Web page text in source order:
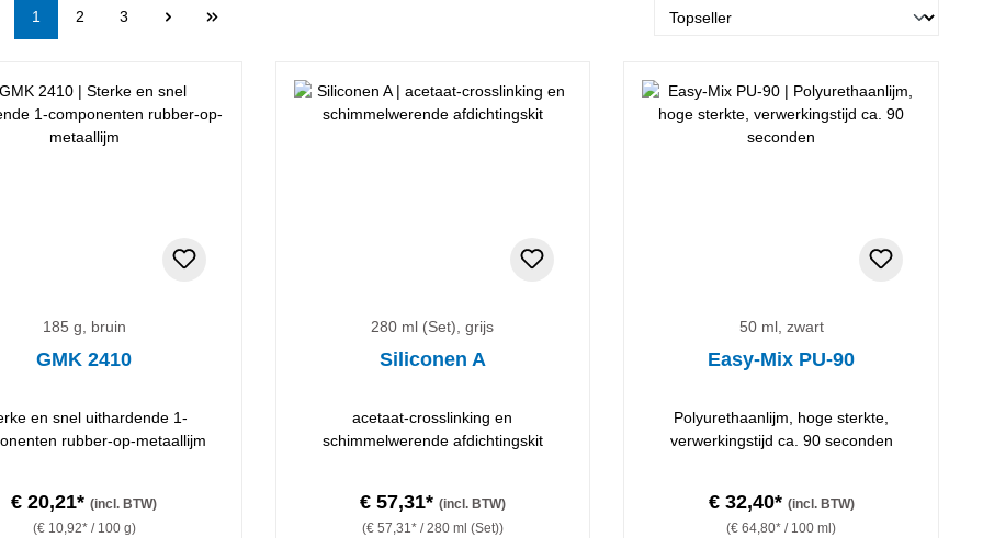
Pagina
1 Pagina
2 Pagina
3
185 g, bruin
GMK 2410
en snel uithardende 1-
rubber-op-metaallijm
€ 20,21*(incl. BTW)
(€ 10,92* / 100 g)
280 ml (Set), grijs
Siliconen A
acetaat-crosslinking en
schimmelwerende afdichtingskit
€ 57,31* (incl. BTW)
(€ 57,31* / 280 ml (Set))
50 ml, zwart
Easy-Mix PU-90
Polyurethaanlijm, hoge sterkte,
verwerkingstijd ca. 90 seconden
€ 32,40* (incl. BTW)
(€ 64,80* / 100 ml)